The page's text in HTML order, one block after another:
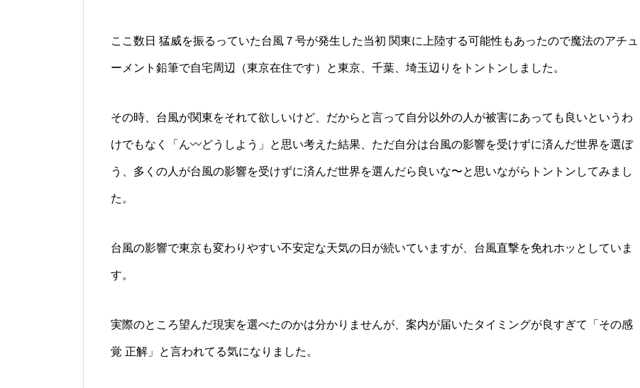
ここ数日 猛威を振るっていた台風７号が発生した当初 関東に上陸する可能性もあったので魔法のアチュ
ーメント鉛筆で自宅周辺（東京在住です）と東京、千葉、埼玉辺りをトントンしました。
その時、台風が関東をそれて欲しいけど、だからと言って自分以外の人が被害にあっても良いというわ
けでもなく「ん〰️どうしよう」と思い考えた結果、ただ自分は台風の影響を受けずに済んだ世界を選ぼ
う、多くの人が台風の影響を受けずに済んだ世界を選んだら良いな〜と思いながらトントンしてみまし
た。
台風の影響で東京も変わりやすい不安定な天気の日が続いていますが、台風直撃を免れホッとしていま
す。
実際のところ望んだ現実を選べたのかは分かりませんが、案内が届いたタイミングが良すぎて「その感
覚 正解」と言われてる気になりました。